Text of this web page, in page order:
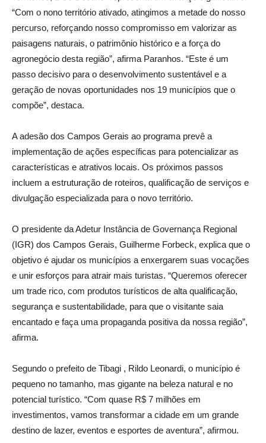
“Com o nono território ativado, atingimos a metade do nosso
percurso, reforçando nosso compromisso em valorizar as
paisagens naturais, o patrimônio histórico e a força do
agronegócio desta região”, afirma Paranhos. “Este é um
passo decisivo para o desenvolvimento sustentável e a
geração de novas oportunidades nos 19 municípios que o
compõe”, destaca.
A adesão dos Campos Gerais ao programa prevê a
implementação de ações específicas para potencializar as
características e atrativos locais. Os próximos passos
incluem a estruturação de roteiros, qualificação de serviços e
divulgação especializada para o novo território.
O presidente da Adetur Instância de Governança Regional
(IGR) dos Campos Gerais, Guilherme Forbeck, explica que o
objetivo é ajudar os municípios a enxergarem suas vocações
e unir esforços para atrair mais turistas. “Queremos oferecer
um trade rico, com produtos turísticos de alta qualificação,
segurança e sustentabilidade, para que o visitante saia
encantado e faça uma propaganda positiva da nossa região”,
afirma.
Segundo o prefeito de Tibagi , Rildo Leonardi, o município é
pequeno no tamanho, mas gigante na beleza natural e no
potencial turístico. “Com quase R$ 7 milhões em
investimentos, vamos transformar a cidade em um grande
destino de lazer, eventos e esportes de aventura”, afirmou.